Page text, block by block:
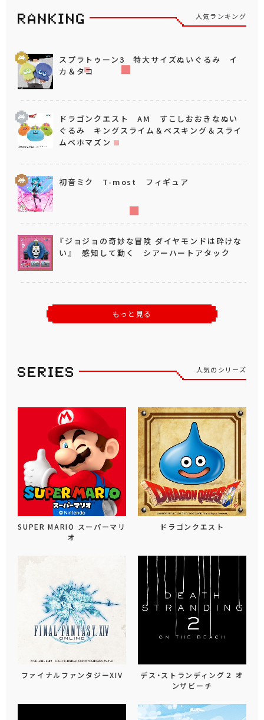
人気ランキング
スプラトゥーン3 特大サイズぬいぐるみ イ
カ＆タコ
ドラゴンクエスト AM すこしおおきなぬい
ぐるみ キングスライム＆ベスキング＆スライ
ムベホマズン
初音ミク T-most フィギュア
『ジョジョの奇妙な冒険 ダイヤモンドは砕けな
い』 感知して動く シアーハートアタック
もっと見る
人気のシリーズ
SUPER MARIO スーパーマリ
オ
ドラゴンクエスト
ファイナルファンタジーXIV
デス・ストランディング２ オ
ンザビーチ